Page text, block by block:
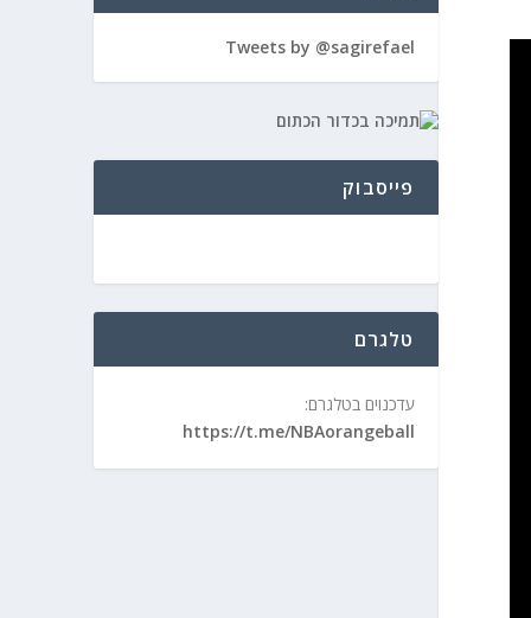
Tweets by @sagirefael
פייסבוק
טלגרם
עדכנוים בטלגרם:
https://t.me/NBAorangeball